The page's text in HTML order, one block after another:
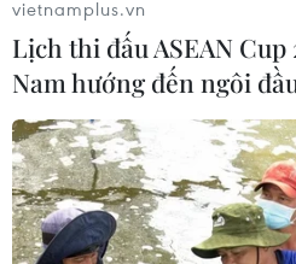
Tổng thống Trump bác tin
hụt vũ khí vì chiến dịch
06/08/2026 09:40
Mỹ điều tra sự cố hàng
vietnamplus.vn
Lịch thi đấu ASEAN Cup
Nam hướng đến ngôi